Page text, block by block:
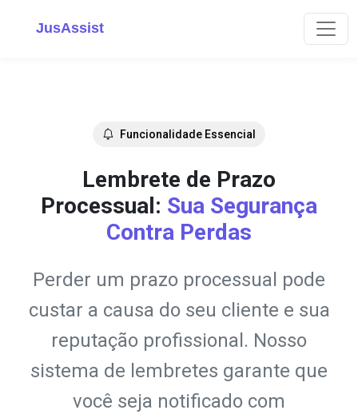
JusAssist
Funcionalidade Essencial
Lembrete de Prazo
Processual: Sua Segurança
Contra Perdas
Perder um prazo processual pode
custar a causa do seu cliente e sua
reputação profissional. Nosso
sistema de lembretes garante que
você seja notificado com